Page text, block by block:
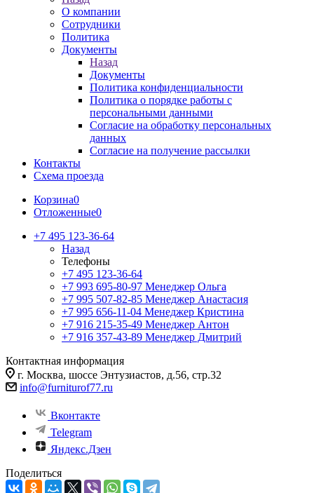
О компании
Сотрудники
Политика
Документы
Назад
Документы
Политика конфиденциальности
Политика о порядке работы с
персональными данными
Согласие на обработку персональных
данных
Согласие на получение рассылки
Контакты
Схема проезда
Корзина0
Отложенные0
+7 495 123-36-64
Назад
Телефоны
+7 495 123-36-64
+7 993 695-80-97 Менеджер Ольга
+7 995 507-82-85 Менеджер Анастасия
+7 995 656-11-04 Менеджер Кристина
+7 916 215-35-49 Менеджер Антон
+7 916 357-43-89 Менеджер Дмитрий
Контактная информация
г. Москва, шоссе Энтузиастов, д.56, стр.32
info@furniturof77.ru
Вконтакте
Telegram
Яндекс.Дзен
Поделиться